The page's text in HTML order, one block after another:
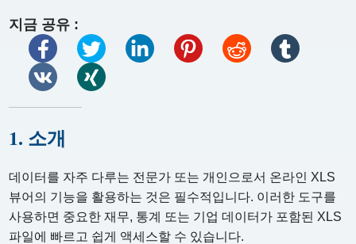
지금 공유 :
1. 소개
데이터를 자주 다루는 전문가 또는 개인으로서 온라인 XLS
뷰어의 기능을 활용하는 것은 필수적입니다. 이러한 도구를
사용하면 중요한 재무, 통계 또는 기업 데이터가 포함된 XLS
파일에 빠르고 쉽게 액세스할 수 있습니다.